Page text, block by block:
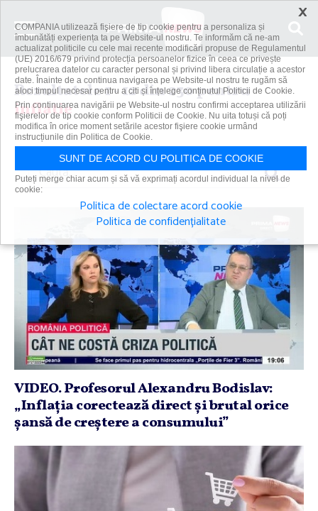
Rezultatele 1 - 12 din 230 pentru
inflatie
Caută
VIDEO. Profesorul Alexandru Bodislav:
„Inflaţia corectează direct şi brutal orice
şansă de creştere a consumului”
×
COMPANIA utilizează fişiere de tip cookie pentru a personaliza și
îmbunătăți experiența ta pe Website-ul nostru. Te informăm că ne-am
actualizat politicile cu cele mai recente modificări propuse de Regulamentul
(UE) 2016/679 privind protecția persoanelor fizice în ceea ce privește
prelucrarea datelor cu caracter personal și privind libera circulație a acestor
date. Înainte de a continua navigarea pe Website-ul nostru te rugăm să
aloci timpul necesar pentru a citi și înțelege conținutul Politicii de Cookie.
Prin continuarea navigării pe Website-ul nostru confirmi acceptarea utilizării
fişierelor de tip cookie conform Politicii de Cookie. Nu uita totuși că poți
modifica în orice moment setările acestor fişiere cookie urmând
instrucțiunile din Politica de Cookie.
SUNT DE ACORD CU POLITICA DE COOKIE
Puteți merge chiar acum și să vă exprimați acordul individual la nivel de
cookie:
Politica de colectare acord cookie
Politica de confidențialitate